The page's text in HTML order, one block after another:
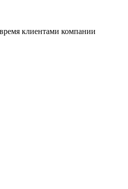
клиентами компании